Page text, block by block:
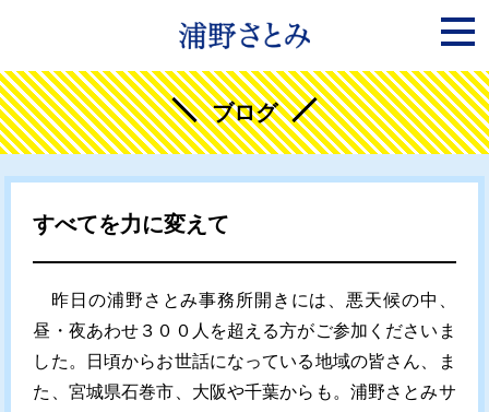
ブログ
すべてを力に変えて
昨日の浦野さとみ事務所開きには、悪天候の中、
昼・夜あわせ３００人を超える方がご参加くださいま
した。日頃からお世話になっている地域の皆さん、ま
た、宮城県石巻市、大阪や千葉からも。浦野さとみサ